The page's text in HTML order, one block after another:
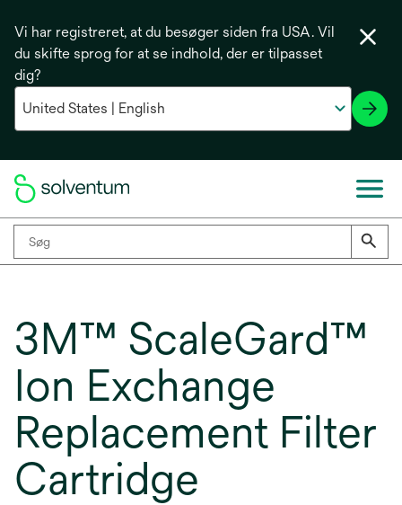
Vi har registreret, at du besøger siden fra USA. Vil
du skifte sprog for at se indhold, der er tilpasset
dig?
3M™ ScaleGard™
Ion Exchange
Replacement Filter
Cartridge